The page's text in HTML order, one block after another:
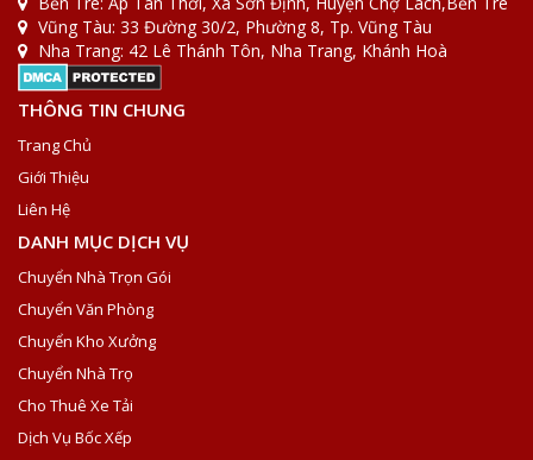
Vũng Tàu: 33 Đường 30/2, Phường 8, Tp. Vũng Tàu
Nha Trang: 42 Lê Thánh Tôn, Nha Trang, Khánh Hoà
THÔNG TIN CHUNG
Trang Chủ
Giới Thiệu
Liên Hệ
DANH MỤC DỊCH VỤ
Chuyển Nhà Trọn Gói
Chuyển Văn Phòng
Chuyển Kho Xưởng
Chuyển Nhà Trọ
Cho Thuê Xe Tải
Dịch Vụ Bốc Xếp